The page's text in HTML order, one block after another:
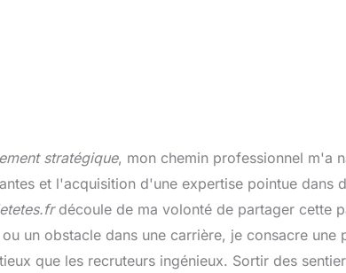
stratégique, mon chemin professionnel m'a
et l'acquisition d'une expertise pointue dans
découle de ma volonté de partager cette
un obstacle dans une carrière, je consacre
que les recruteurs ingénieux. Sortir des